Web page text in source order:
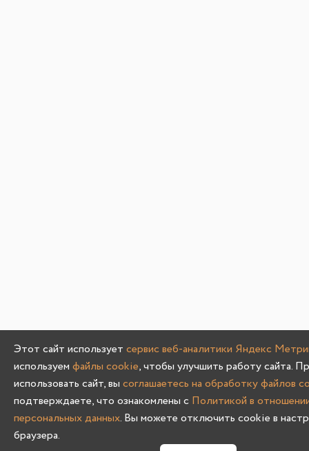
Этот сайт использует сервис веб-аналитики Яндекс
используем файлы cookie, чтобы улучшить работу сайта.
использовать сайт, вы соглашаетесь на обработку файлов
подтверждаете, что ознакомлены с Политикой в
персональных данных. Вы можете отключить cookie в
браузера.